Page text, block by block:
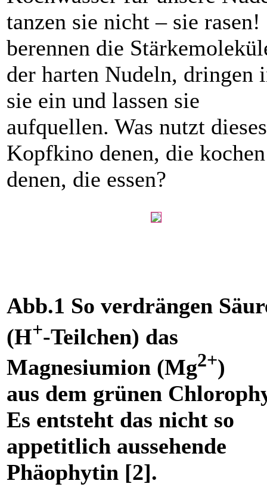
tanzen sie nicht – sie rasen!
berennen die
der harten Nudeln, dringen
sie ein und lassen sie
aufquellen. Was nutzt dieses
Kopfkino denen, die
denen, die essen?
Abb.1 So verdrängen
(H+-Teilchen) das
Magnesiumion (Mg2+)
aus dem grünen
Es entsteht das nicht so
appetitlich aussehende
Phäophytin [2].